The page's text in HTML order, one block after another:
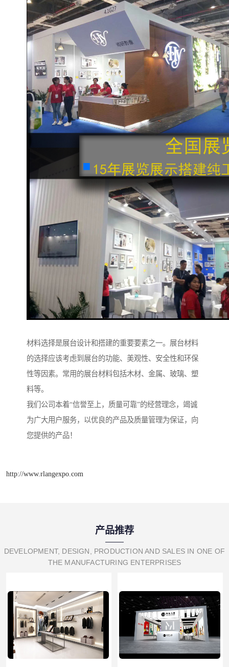
材料选择是展台设计和搭建的重要要素之一。展台材料
的选择应该考虑到展台的功能、美观性、安全性和环保
性等因素。常用的展台材料包括木材、金属、玻璃、塑
料等。
我们公司本着“信誉至上，质量可靠”的经营理念，竭诚
为广大用户服务，以优良的产品及质量管理为保证，向
您提供的产品！
http://www.rlangexpo.com
产品推荐
DEVELOPMENT, DESIGN, PRODUCTION AND SALES IN ONE OF
THE MANUFACTURING ENTERPRISES